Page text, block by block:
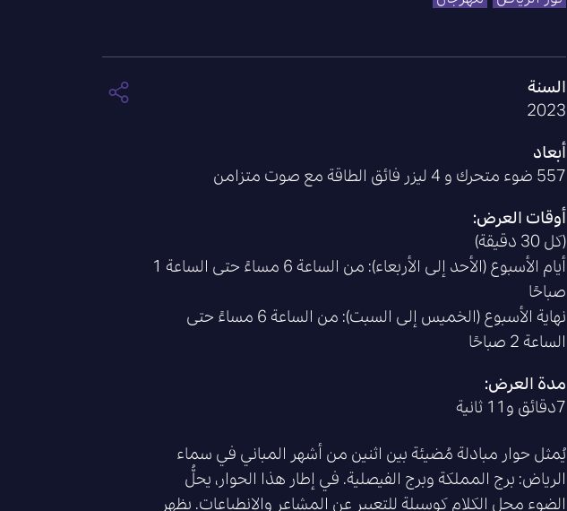
السنة
2023
أبعاد
557 ضوء متحرك و 4 ليزر فائق الطاقة مع صوت متزامن
أوقات العرض:
(كل 30 دقيقة)
أيام الأسبوع (الأحد إلى الأربعاء): من الساعة 6 مساءً حتى الساعة 1
صباحًا
نهاية الأسبوع (الخميس إلى السبت): من الساعة 6 مساءً حتى
الساعة 2 صباحًا
مدة العرض:
7دقائق و11 ثانية
يُمثل حوار مبادلة مُضيئة بين اثنين من أشهر المباني في سماء
الرياض: برج المملكة وبرج الفيصلية. في إطار هذا الحوار، يحلُّ
الضوء محل الكلام كوسيلة للتعبير عن المشاعر والانطباعات. يظهر